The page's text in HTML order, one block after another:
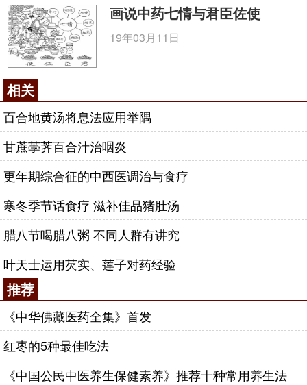
画说中药七情与君臣佐使
19年03月11日
相关
百合地黄汤将息法应用举隅
甘蔗荸荠百合汁治咽炎
更年期综合征的中西医调治与食疗
寒冬季节话食疗 滋补佳品猪肚汤
腊八节喝腊八粥 不同人群有讲究
叶天士运用芡实、莲子对药经验
推荐
《中华佛藏医药全集》首发
红枣的5种最佳吃法
《中国公民中医养生保健素养》推荐十种常用养生法